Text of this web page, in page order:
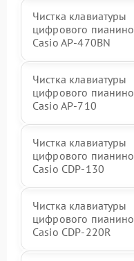
Чистка клавиатуры
цифрового пианино
Casio AP-470BN
Чистка клавиатуры
цифрового пианино
Casio AP-710
Чистка клавиатуры
цифрового пианино
Casio CDP-130
Чистка клавиатуры
цифрового пианино
Casio CDP-220R